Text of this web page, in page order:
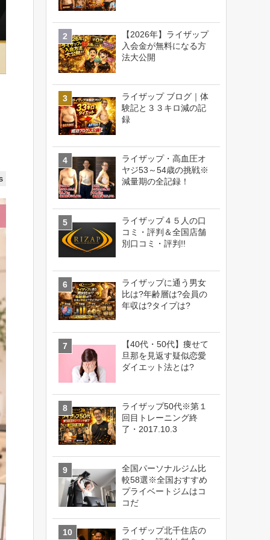
【2026年】ライザップ
入会金が無料になる方
法大公開
ライザップ ブログ｜体
験記と３３キロ減の記
録
ライザップ・高血圧オ
ヤジ53～54歳の挑戦※
減量期の全記録！
ライザップ４５人の口
コミ・評判＆全国店舗
別口コミ・評判!!
ライザップに通う男女
比は?年齢層は?会員の
年収は?タイプは?
【40代・50代】痩せて
旦那を見返す疑似恋愛
ダイエット法とは?
ライザップ50代※第１
回目トレーニング終
了・2017.10.3
全国パーソナルジム比
較58選※全国おすすめ
プライベートジムはコ
コだ
ライザップ北千住店の